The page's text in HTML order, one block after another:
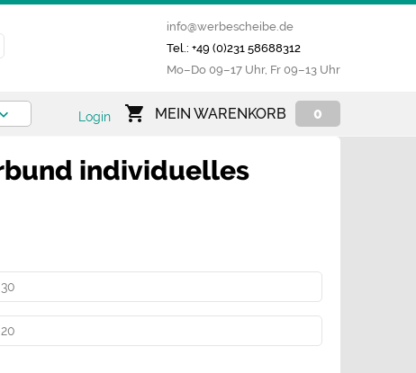
info@werbescheibe.de
Tel.: +49 (0)231 58688312
Mo­–Do 09–17 Uhr, Fr 09–13 Uhr
Login MEIN WARENKORB 0
individuelles